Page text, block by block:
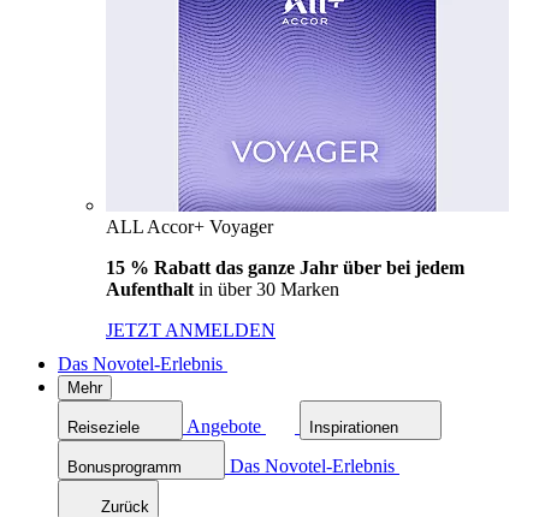
ALL Accor+ Voyager
15 % Rabatt das ganze Jahr über bei jedem
Aufenthalt in über 30 Marken
JETZT ANMELDEN
Das Novotel-Erlebnis
Mehr
Reiseziele Angebote Inspirationen
Bonusprogramm Das Novotel-Erlebnis
Zurück